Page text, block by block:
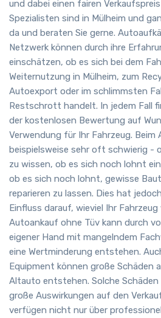
und dabei einen fairen
Spezialisten sind in Mülheim und
da und beraten Sie gerne.
Netzwerk können durch ihre
einschätzen, ob es sich bei dem
Weiternutzung in Mülheim, zum
Autoexport oder im schlimmsten
Restschrott handelt. In jedem Fall
der kostenlosen Bewertung auf
Verwendung für Ihr Fahrzeug.
beispielsweise sehr oft schwierig -
zu wissen, ob es sich noch lohnt
ob es sich noch lohnt, gewisse
reparieren zu lassen. Dies hat
Einfluss darauf, wieviel Ihr
Autoankauf ohne Tüv kann durch
eigener Hand mit mangelndem
eine Wertminderung entstehen.
Equipment können große Schäden
Altauto entstehen. Solche
große Auswirkungen auf den
verfügen nicht nur über